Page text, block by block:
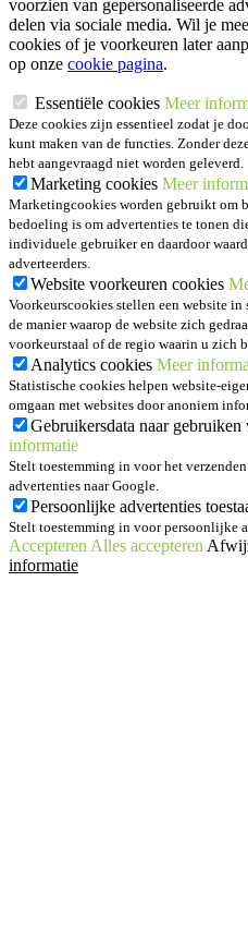
voorzien van gepersonaliseerde
delen via sociale media. Wil je
cookies of je voorkeuren later
op onze cookie pagina.
Essentiële cookies Meer
Deze cookies zijn essentieel zodat je
kunt maken van de functies. Zonder
hebt aangevraagd niet worden geleverd.
Marketing cookies Meer
Marketingcookies worden gebruikt om
bedoeling is om advertenties te tonen
individuele gebruiker en daardoor
adverteerders.
Website voorkeuren cookies
Voorkeurscookies stellen een website
de manier waarop de website zich
voorkeurstaal of de regio waarin u zich
Analytics cookies Meer
Statistische cookies helpen website-
omgaan met websites door anoniem
Gebruikersdata naar
informatie
Stelt toestemming in voor het
advertenties naar Google.
Persoonlijke advertenties
Stelt toestemming in voor persoonlijke
Accepteren Alles accepteren
informatie